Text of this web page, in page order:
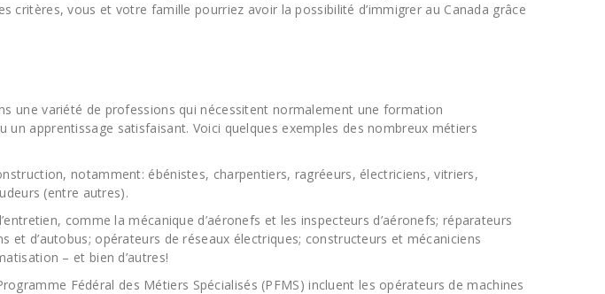
critères, vous et votre famille pourriez avoir la possibilité d’immigrer au Canada grâce
une variété de professions qui nécessitent normalement une formation
apprentissage satisfaisant. Voici quelques exemples des nombreux métiers
notamment: ébénistes, charpentiers, ragréeurs, électriciens, vitriers,
(entre autres).
comme la mécanique d’aéronefs et les inspecteurs d’aéronefs; réparateurs
et d’autobus; opérateurs de réseaux électriques; constructeurs et mécaniciens
– et bien d’autres!
Fédéral des Métiers Spécialisés (PFMS) incluent les opérateurs de machines